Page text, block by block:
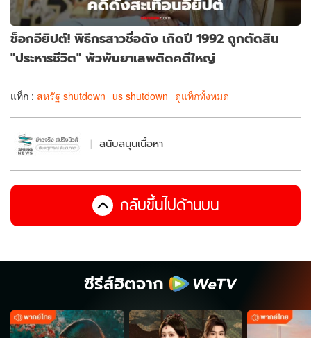
ช็อกอียิปต์! พิธีกรสาวชื่อดัง เกิดปี 1992 ถูกตัดสิน
"ประหารชีวิต" พัวพันยาเสพติดคดีใหญ่
แท็ก : สหรัฐ shutdown us shutdown ดูแท็กทั้งหมด
สนับสนุนเนื้อหา
กลับขึ้นไปด้านบน
ซีรีส์ฮิตจาก